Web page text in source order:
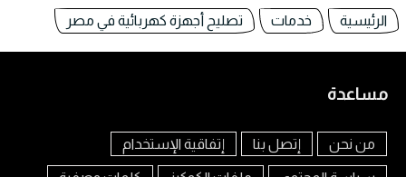
الرئيسية خدمات تصليح أجهزة كهربائية في مصر
مساعدة
من نحن إتصل بنا إتفاقية الإستخدام